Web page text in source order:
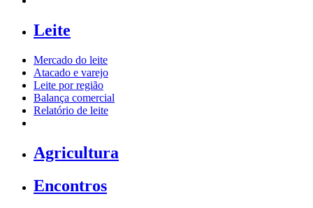
Leite
Mercado do leite
Atacado e varejo
Leite por região
Balança comercial
Relatório de leite
Agricultura
Encontros